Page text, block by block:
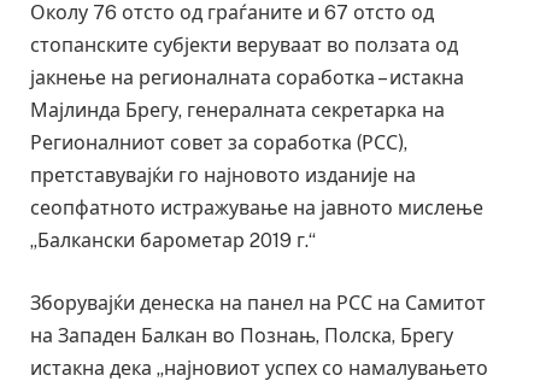
Околу 76 отсто од граѓаните и 67 отсто од
стопанските субјекти веруваат во ползата од
јакнење на регионалната соработка – истакна
Мајлинда Брегу, генералната секретарка на
Регионалниот совет за соработка (РСС),
претставувајќи го најновото изданије на
сеопфатното истражување на јавното мислење
„Балкански барометар 2019 г.“
Зборувајќи денеска на панел на РСС на Самитот
на Западен Балкан во Познањ, Полска, Брегу
истакна дека „најновиот успех со намалувањето